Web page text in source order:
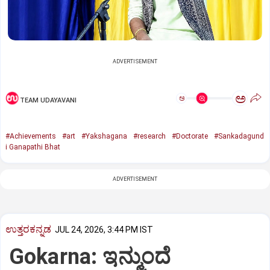
ADVERTISEMENT
TEAM UDAYAVANI ಅ ಅ
#Achievements #art #Yakshagana #research #Doctorate
#Sankadagund
i Ganapathi Bhat
ADVERTISEMENT
ಉತ್ತರಕನ್ನಡ JUL 24, 2026, 3:44 PM IST
Gokarna: ಇನ್ಮುಂದೆ